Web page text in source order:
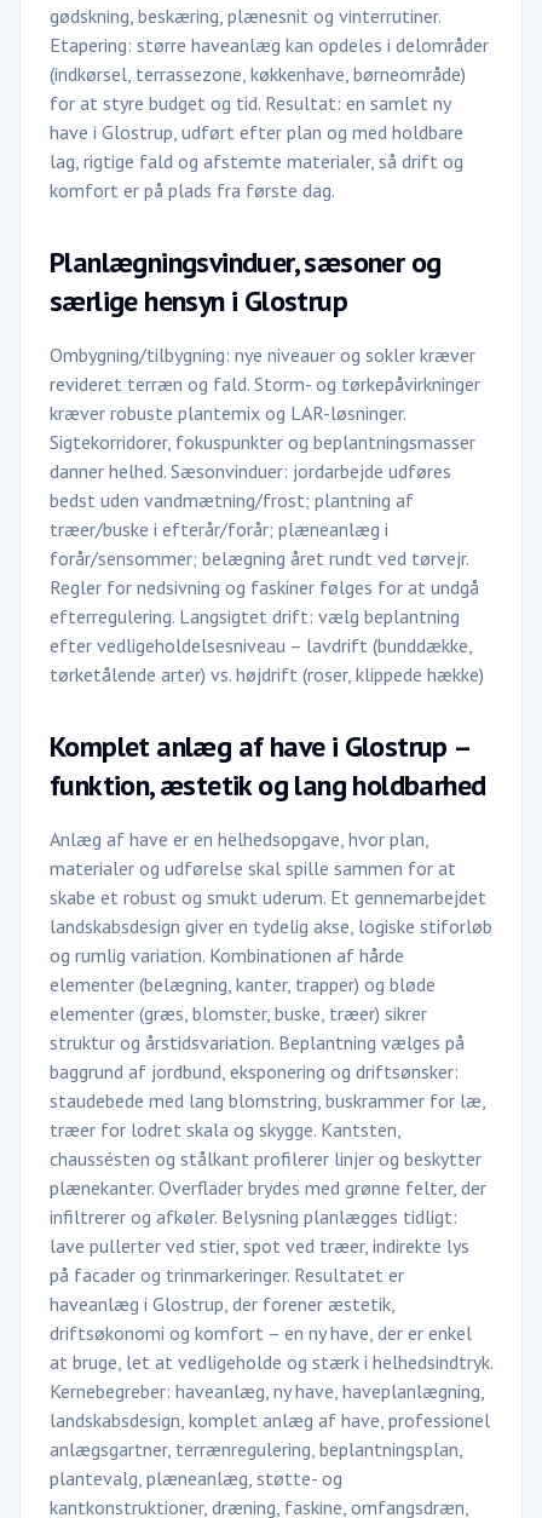
gødskning, beskæring, plænesnit og vinterrutiner.
Etapering: større haveanlæg kan opdeles i delområder
(indkørsel, terrassezone, køkkenhave, børneområde)
for at styre budget og tid. Resultat: en samlet ny
have i Glostrup, udført efter plan og med holdbare
lag, rigtige fald og afstemte materialer, så drift og
komfort er på plads fra første dag.
Planlægningsvinduer, sæsoner og
særlige hensyn i Glostrup
Ombygning/tilbygning: nye niveauer og sokler kræver
revideret terræn og fald. Storm- og tørkepåvirkninger
kræver robuste plantemix og LAR-løsninger.
Sigtekorridorer, fokuspunkter og beplantningsmasser
danner helhed. Sæsonvinduer: jordarbejde udføres
bedst uden vandmætning/frost; plantning af
træer/buske i efterår/forår; plæneanlæg i
forår/sensommer; belægning året rundt ved tørvejr.
Regler for nedsivning og faskiner følges for at undgå
efterregulering. Langsigtet drift: vælg beplantning
efter vedligeholdelsesniveau – lavdrift (bunddække,
tørketålende arter) vs. højdrift (roser, klippede hække)
Komplet anlæg af have i Glostrup –
funktion, æstetik og lang holdbarhed
Anlæg af have er en helhedsopgave, hvor plan,
materialer og udførelse skal spille sammen for at
skabe et robust og smukt uderum. Et gennemarbejdet
landskabsdesign giver en tydelig akse, logiske stiforløb
og rumlig variation. Kombinationen af hårde
elementer (belægning, kanter, trapper) og bløde
elementer (græs, blomster, buske, træer) sikrer
struktur og årstidsvariation. Beplantning vælges på
baggrund af jordbund, eksponering og driftsønsker:
staudebede med lang blomstring, buskrammer for læ,
træer for lodret skala og skygge. Kantsten,
chaussésten og stålkant profilerer linjer og beskytter
plænekanter. Overflader brydes med grønne felter, der
infiltrerer og afkøler. Belysning planlægges tidligt:
lave pullerter ved stier, spot ved træer, indirekte lys
på facader og trinmarkeringer. Resultatet er
haveanlæg i Glostrup, der forener æstetik,
driftsøkonomi og komfort – en ny have, der er enkel
at bruge, let at vedligeholde og stærk i helhedsindtryk.
Kernebegreber: haveanlæg, ny have, haveplanlægning,
landskabsdesign, komplet anlæg af have, professionel
anlægsgartner, terrænregulering, beplantningsplan,
plantevalg, plæneanlæg, støtte- og
kantkonstruktioner, dræning, faskine, omfangsdræn,